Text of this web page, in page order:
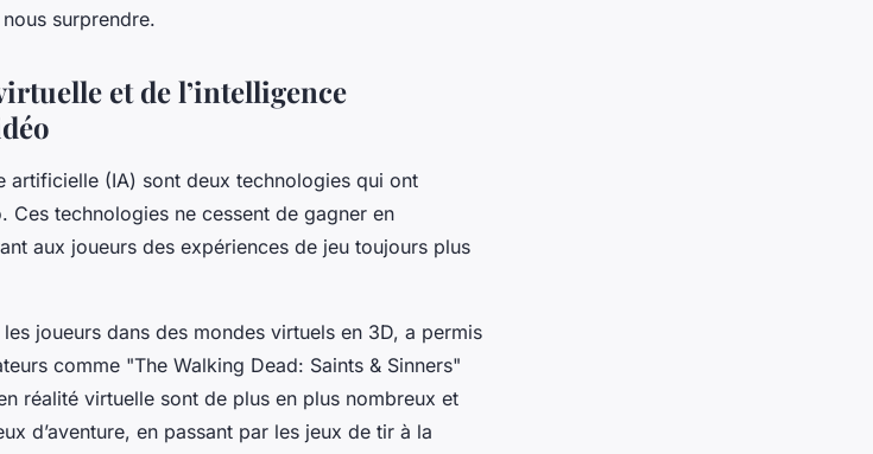
surprendre.
et de l’intelligence
artificielle (IA) sont deux technologies qui ont
Ces technologies ne cessent de gagner en
aux joueurs des expériences de jeu toujours plus
joueurs dans des mondes virtuels en 3D, a permis
comme "The Walking Dead: Saints & Sinners"
réalité virtuelle sont de plus en plus nombreux et
d’aventure, en passant par les jeux de tir à la